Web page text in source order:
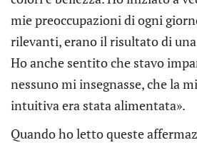
mie preoccupazioni di ogni
rilevanti, erano il risultato di
Ho anche sentito che stavo
nessuno mi insegnasse, che la
intuitiva era stata alimentata».
Quando ho letto queste